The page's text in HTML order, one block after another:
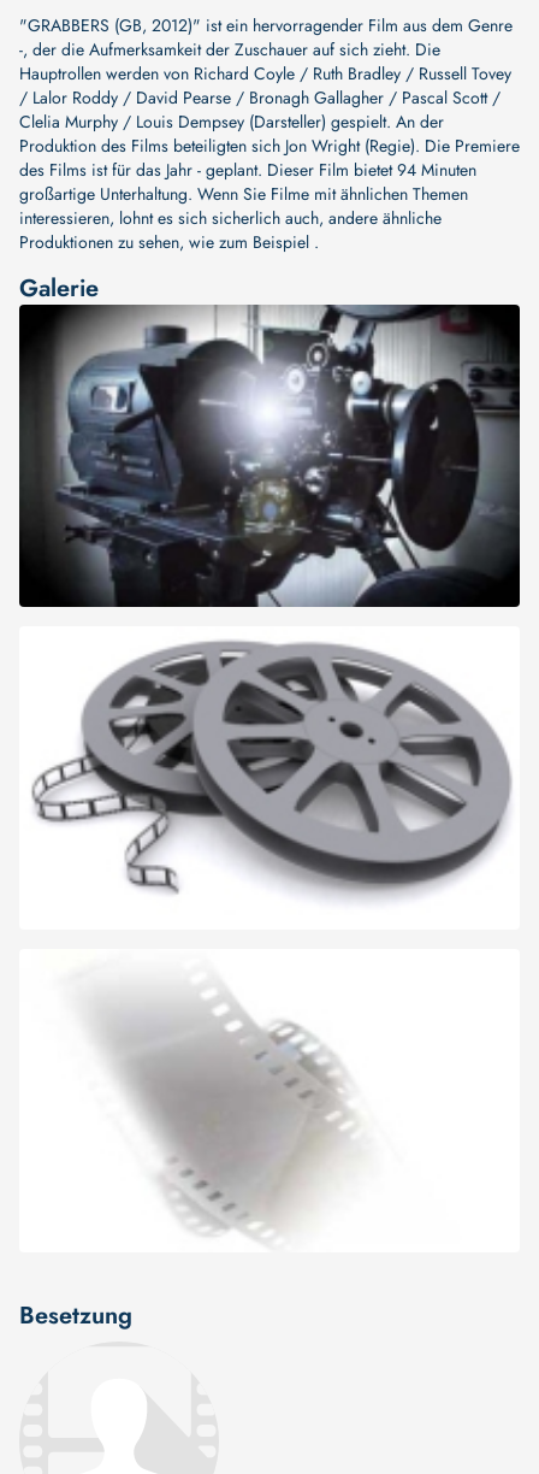
"GRABBERS (GB, 2012)" ist ein hervorragender Film aus dem Genre
-, der die Aufmerksamkeit der Zuschauer auf sich zieht. Die
Hauptrollen werden von Richard Coyle / Ruth Bradley / Russell Tovey
/ Lalor Roddy / David Pearse / Bronagh Gallagher / Pascal Scott /
Clelia Murphy / Louis Dempsey (Darsteller) gespielt. An der
Produktion des Films beteiligten sich Jon Wright (Regie). Die Premiere
des Films ist für das Jahr - geplant. Dieser Film bietet 94 Minuten
großartige Unterhaltung. Wenn Sie Filme mit ähnlichen Themen
interessieren, lohnt es sich sicherlich auch, andere ähnliche
Produktionen zu sehen, wie zum Beispiel .
Galerie
Besetzung